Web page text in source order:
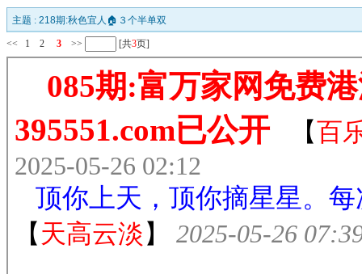
主题 : 218期:秋色宜人🏠３个半单双
<< 1 2 3 >> [共3页]